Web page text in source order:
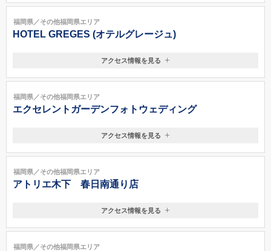
福岡県筑紫野市 針摺東 3-3-1 ゆめタウン筑紫野 2F
福岡県／その他福岡県エリア
HOTEL GREGES (オテルグレージュ)
福岡県宗像市神湊600
ＪＲ鹿児島本線 東郷・赤間駅より15分
アクセス情報を見る
福岡県／その他福岡県エリア
エクセレントガーデンフォトウェディング
福岡県直方市頓野4069-9
八幡ICより車で10分
アクセス情報を見る
福岡県／その他福岡県エリア
アトリエ木下 春日南通り店
福岡県春日市春日3-74
JR鹿児島本線「大野城駅」下車徒歩15分 バス / 西鉄バス「西鉄春日
アクセス情報を見る
福岡県／その他福岡県エリア